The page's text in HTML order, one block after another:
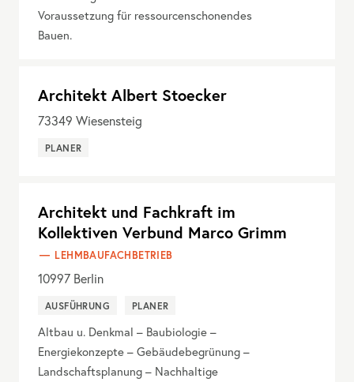
Voraussetzung für ressourcenschonendes
Bauen.
Architekt Albert Stoecker
73349 Wiesensteig
PLANER
Architekt und Fachkraft im
Kollektiven Verbund Marco Grimm
LEHMBAUFACHBETRIEB
10997 Berlin
AUSFÜHRUNG PLANER
Altbau u. Denkmal – Baubiologie –
Energiekonzepte – Gebäudebegrünung –
Landschaftsplanung – Nachhaltige